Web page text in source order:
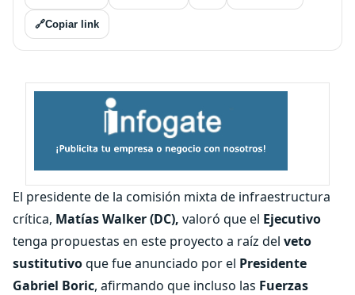
🔗Copiar link
El presidente de la comisión mixta de infraestructura
crítica, Matías Walker (DC), valoró que el Ejecutivo
tenga propuestas en este proyecto a raíz del veto
sustitutivoque fue anunciado por el Presidente
Gabriel Boric, afirmando que incluso las Fuerzas